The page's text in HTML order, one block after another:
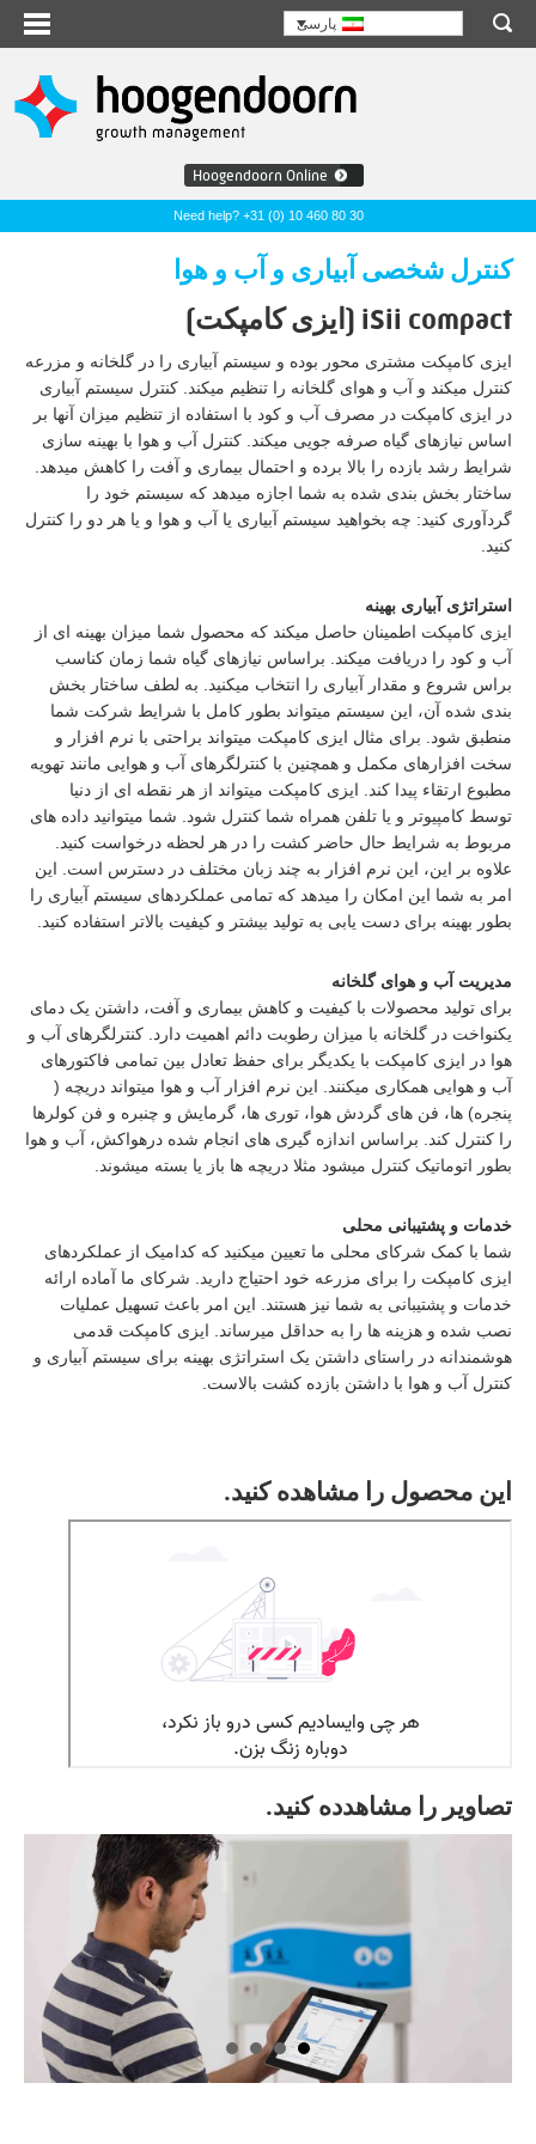
پارسی
Hoogendoorn Online
Need help? +31 (0) 10 460 80 30
کنترل شخصی آبیاری و آب و هوا
iSii compact (ایزی کامپکت)
ایزی کامپکت مشتری محور بوده و سیستم آبیاری را در گلخانه و مزرعه
کنترل میکند و آب و هوای گلخانه را تنظیم میکند. کنترل سیستم آبیاری
در ایزی کامپکت در مصرف آب و کود با استفاده از تنظیم میزان آنها بر
اساس نیازهای گیاه صرفه جویی میکند. کنترل آب و هوا با بهینه سازی
شرایط رشد بازده را بالا برده و احتمال بیماری و آفت را کاهش میدهد.
ساختار بخش بندی شده به شما اجازه میدهد که سیستم خود را
گردآوری کنید: چه بخواهید سیستم آبیاری یا آب و هوا و یا هر دو را کنترل
کنید.
استراتژی آبیاری بهینه
ایزی کامپکت اطمینان حاصل میکند که محصول شما میزان بهینه ای از
آب و کود را دریافت میکند. براساس نیازهای گیاه شما زمان کناسب
براس شروع و مقدار آبیاری را انتخاب میکنید. به لطف ساختار بخش
بندی شده آن، این سیستم میتواند بطور کامل با شرایط شرکت شما
منطبق شود. برای مثال ایزی کامپکت میتواند براحتی با نرم افزار و
سخت افزارهای مکمل و همچنین با کنترلگرهای آب و هوایی مانند تهویه
مطبوع ارتقاء پیدا کند. ایزی کامپکت میتواند از هر نقطه ای از دنیا
توسط کامپیوتر و یا تلفن همراه شما کنترل شود. شما میتوانید داده های
مربوط به شرایط حال حاضر کشت را در هر لحظه درخواست کنید.
علاوه بر این، این نرم افزار به چند زبان مختلف در دسترس است. این
امر به شما این امکان را میدهد که تمامی عملکردهای سیستم آبیاری را
بطور بهینه برای دست یابی به تولید بیشتر و کیفیت بالاتر استفاده کنید.
مدیریت آب و هوای گلخانه
برای تولید محصولات با کیفیت و کاهش بیماری و آفت، داشتن یک دمای
یکنواخت در گلخانه با میزان رطوبت دائم اهمیت دارد. کنترلگرهای آب و
هوا در ایزی کامپکت با یکدیگر برای حفظ تعادل بین تمامی فاکتورهای
آب و هوایی همکاری میکنند. این نرم افزار آب و هوا میتواند دریچه (
پنجره) ها، فن های گردش هوا، توری ها، گرمایش و چنبره و فن کولرها
را کنترل کند. براساس اندازه گیری های انجام شده درهواکش، آب و هوا
بطور اتوماتیک کنترل میشود مثلا دریچه ها باز یا بسته میشوند.
خدمات و پشتیبانی محلی
شما با کمک شرکای محلی ما تعیین میکنید که کدامیک از عملکردهای
ایزی کامپکت را برای مزرعه خود احتیاج دارید. شرکای ما آماده ارائه
خدمات و پشتیبانی به شما نیز هستند. این امر باعث تسهیل عملیات
نصب شده و هزینه ها را به حداقل میرساند. ایزی کامپکت قدمی
هوشمندانه در راستای داشتن یک استراتژی بهینه برای سیستم آبیاری و
کنترل آب و هوا با داشتن بازده کشت بالاست.
این محصول را مشاهده کنید.
تصاویر را مشاهدده کنید.